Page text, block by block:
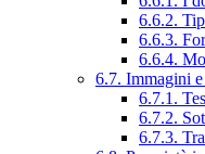
6.6.2.
6.6.3.
6.6.4.
6.7. Immagini
6.7.1.
6.7.2.
6.7.3.